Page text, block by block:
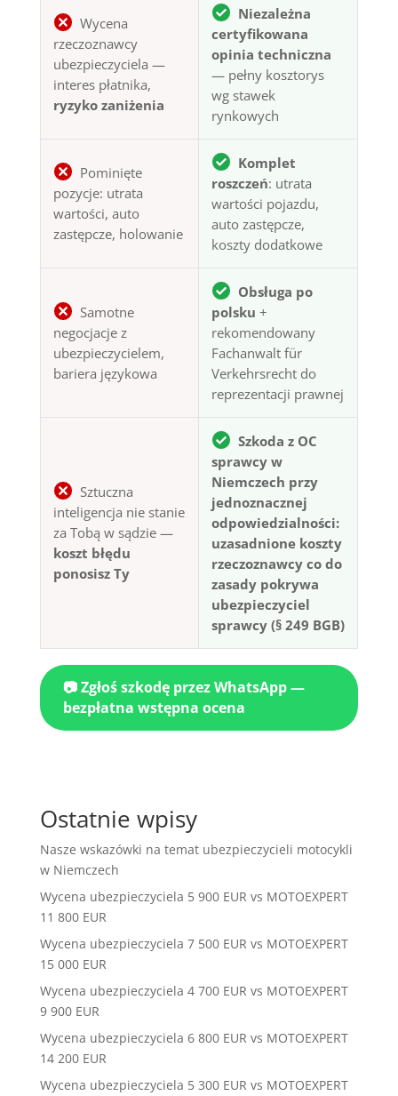
Wycena
rzeczoznawcy
ubezpieczyciela —
interes płatnika,
ryzyko zaniżenia
Niezależna
certyfikowana
opinia techniczna
— pełny kosztorys
wg stawek
rynkowych
Pominięte
pozycje: utrata
wartości, auto
zastępcze, holowanie
Komplet
roszczeń: utrata
wartości pojazdu,
auto zastępcze,
koszty dodatkowe
Samotne
negocjacje z
ubezpieczycielem,
bariera językowa
Obsługa po
polsku +
rekomendowany
Fachanwalt für
Verkehrsrecht do
reprezentacji prawnej
Sztuczna
inteligencja nie stanie
za Tobą w sądzie —
koszt błędu
ponosisz Ty
Szkoda z OC
sprawcy w
Niemczech przy
jednoznacznej
odpowiedzialności:
uzasadnione koszty
rzeczoznawcy co do
zasady pokrywa
ubezpieczyciel
sprawcy (§ 249 BGB)
📷 Zgłoś szkodę przez WhatsApp —
bezpłatna wstępna ocena
Ostatnie wpisy
Nasze wskazówki na temat ubezpieczycieli motocykli
w Niemczech
Wycena ubezpieczyciela 5 900 EUR vs MOTOEXPERT
11 800 EUR
Wycena ubezpieczyciela 7 500 EUR vs MOTOEXPERT
15 000 EUR
Wycena ubezpieczyciela 4 700 EUR vs MOTOEXPERT
9 900 EUR
Wycena ubezpieczyciela 6 800 EUR vs MOTOEXPERT
14 200 EUR
Wycena ubezpieczyciela 5 300 EUR vs MOTOEXPERT